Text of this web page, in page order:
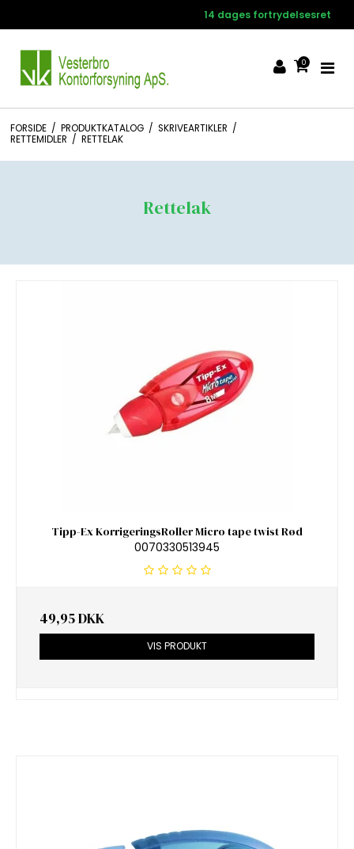
14 dages fortrydelsesret
0
FORSIDE / PRODUKTKATALOG / SKRIVEARTIKLER /
RETTEMIDLER / RETTELAK
Rettelak
Tipp-Ex KorrigeringsRoller Micro tape twist Rød
0070330513945
49,95 DKK
VIS PRODUKT